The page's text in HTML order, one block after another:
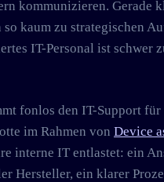
kommunizieren. Gerade
so kaum zu strategischen
IT-Personal ist schwer
fonlos den IT-Support für
im Rahmen von Device
interne IT entlastet: ein
Hersteller, ein klarer